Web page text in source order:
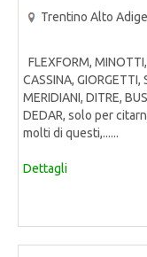
Trentino Alto Adige
FLEXFORM,
CASSINA, GIORGETTI,
MERIDIANI, DITRE,
DEDAR, solo per
molti di questi,......
Dettagli